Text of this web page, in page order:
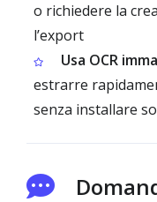
o richiedere la
l’export
Usa OCR
estrarre
senza installare